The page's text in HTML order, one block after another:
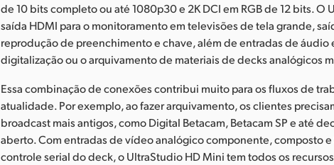
de 10 bits completo ou até 1080p30 e 2K DCI em RGB de 12 bits. O
saída HDMI para o monitoramento em televisões de tela grande,
reprodução de preenchimento e chave, além de entradas de áudio
digitalização ou o arquivamento de materiais de decks analógicos
Essa combinação de conexões contribui muito para os fluxos de
atualidade. Por exemplo, ao fazer arquivamento, os clientes
broadcast mais antigos, como Digital Betacam, Betacam SP e até
aberto. Com entradas de vídeo analógico componente, composto e
controle serial do deck, o UltraStudio HD Mini tem todos os